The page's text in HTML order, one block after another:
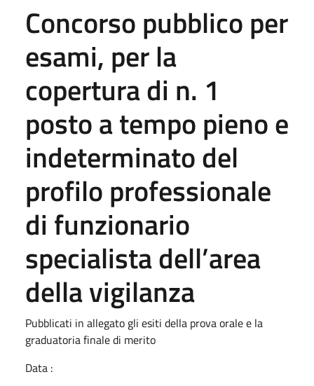
Concorso pubblico per
esami, per la
copertura di n. 1
posto a tempo pieno e
indeterminato del
profilo professionale
di funzionario
specialista dell’area
della vigilanza
Pubblicati in allegato gli esiti della prova orale e la
graduatoria finale di merito
Data :